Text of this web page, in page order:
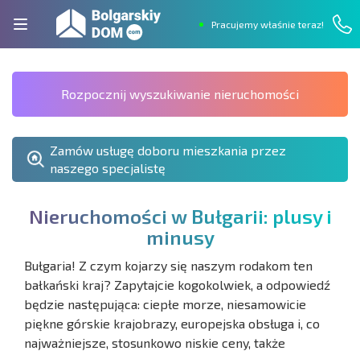
Pracujemy właśnie teraz!
Rozpocznij wyszukiwanie nieruchomości
Zamów usługę doboru mieszkania przez
naszego specjalistę
Nieruchomości w Bułgarii: plusy i
minusy
Bułgaria! Z czym kojarzy się naszym rodakom ten
bałkański kraj? Zapytajcie kogokolwiek, a odpowiedź
będzie następująca: ciepłe morze, niesamowicie
piękne górskie krajobrazy, europejska obsługa i, co
najważniejsze, stosunkowo niskie ceny, także